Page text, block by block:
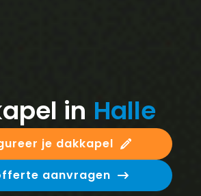
in Halle
je dakkapel
aanvragen